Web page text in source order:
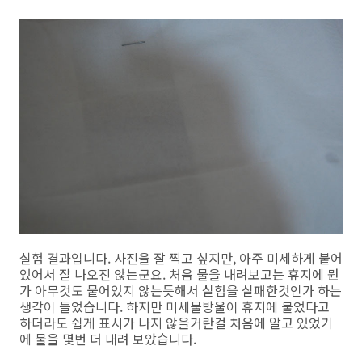
실험 결과입니다. 사진을 잘 찍고 싶지만, 아주 미세하게 붙어
있어서 잘 나오진 않는군요. 처음 물을 내려보고는 휴지에 뭔
가 아무것도 뭍어있지 않는듯해서 실험을 실패한것인가 하는
생각이 들었습니다. 하지만 미세물방울이 휴지에 붙었다고
하더라도 쉽게 표시가 나지 않을거란걸 처음에 알고 있었기
에 물을 몇번 더 내려 보았습니다.